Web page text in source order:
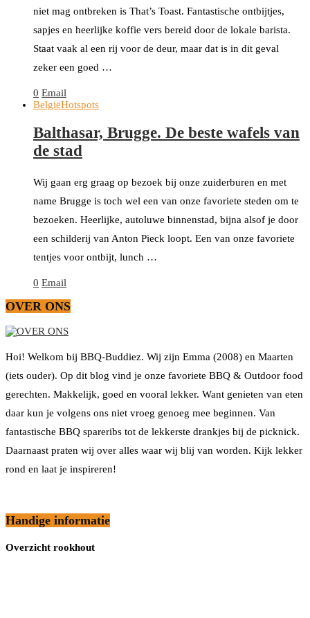
niet mag ontbreken is That’s Toast. Fantastische ontbijtjes,
sapjes en heerlijke koffie vers bereid door de lokale barista.
Staat vaak al een rij voor de deur, maar dat is in dit geval
zeker een goed …
0 Email
BelgiëHotspots
Balthasar, Brugge. De beste wafels van
de stad
Wij gaan erg graag op bezoek bij onze zuiderburen en met
name Brugge is toch wel een van onze favoriete steden om te
bezoeken. Heerlijke, autoluwe binnenstad, bijna alsof je door
een schilderij van Anton Pieck loopt. Een van onze favoriete
tentjes voor ontbijt, lunch …
0 Email
OVER ONS
Hoi! Welkom bij BBQ-Buddiez. Wij zijn Emma (2008) en Maarten
(iets ouder). Op dit blog vind je onze favoriete BBQ & Outdoor food
gerechten. Makkelijk, goed en vooral lekker. Want genieten van eten
daar kun je volgens ons niet vroeg genoeg mee beginnen. Van
fantastische BBQ spareribs tot de lekkerste drankjes bij de picknick.
Daarnaast praten wij over alles waar wij blij van worden. Kijk lekker
rond en laat je inspireren!
Handige informatie
Overzicht rookhout